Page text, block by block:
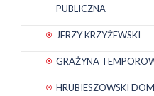
PUBLICZNA
JERZY KRZYŻEWSKI
GRAŻYNA
HRUBIESZOWSKI DOM